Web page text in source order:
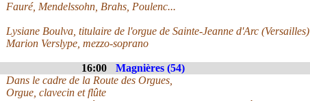
Fauré, Mendelssohn, Brahs, Poulenc...
Lysiane Boulva, titulaire de l'orgue de Sainte-Jeanne d'Arc (Versailles)
Marion Verslype, mezzo-soprano
16:00 Magnières (54)
Dans le cadre de la Route des Orgues,
Orgue, clavecin et flûte